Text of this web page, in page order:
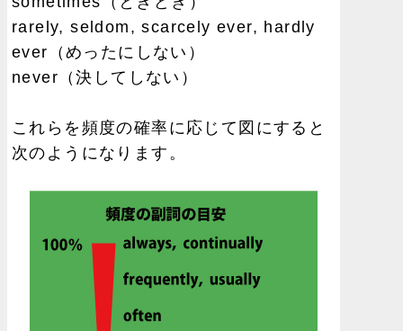
rarely, seldom, scarcely ever, hardly
ever（めったにしない）
never（決してしない）
これらを頻度の確率に応じて図にすると
次のようになります。